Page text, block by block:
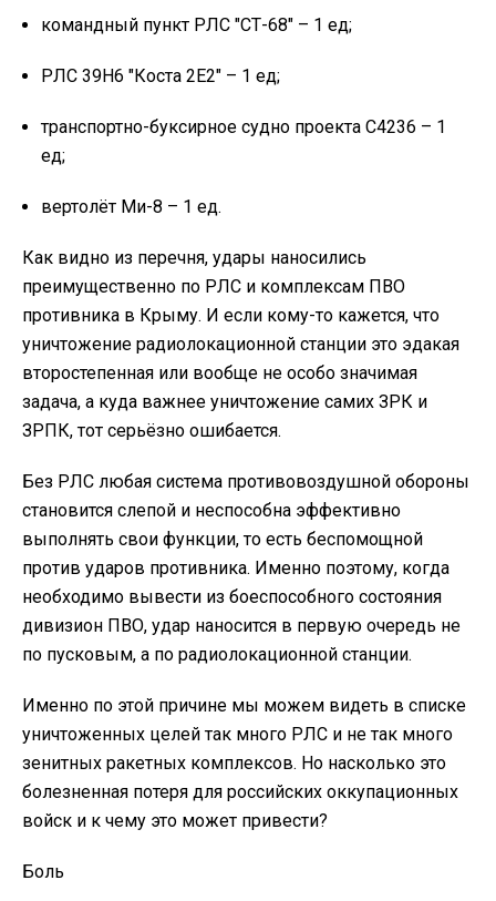
командный пункт РЛС "СТ-68" – 1 ед;
РЛС 39Н6 "Коста 2Е2" – 1 ед;
транспортно-буксирное судно проекта С4236 – 1
ед;
вертолёт Ми-8 – 1 ед.
Как видно из перечня, удары наносились
преимущественно по РЛС и комплексам ПВО
противника в Крыму. И если кому-то кажется, что
уничтожение радиолокационной станции это эдакая
второстепенная или вообще не особо значимая
задача, а куда важнее уничтожение самих ЗРК и
ЗРПК, тот серьёзно ошибается.
Без РЛС любая система противовоздушной обороны
становится слепой и неспособна эффективно
выполнять свои функции, то есть беспомощной
против ударов противника. Именно поэтому, когда
необходимо вывести из боеспособного состояния
дивизион ПВО, удар наносится в первую очередь не
по пусковым, а по радиолокационной станции.
Именно по этой причине мы можем видеть в списке
уничтоженных целей так много РЛС и не так много
зенитных ракетных комплексов. Но насколько это
болезненная потеря для российских оккупационных
войск и к чему это может привести?
Боль